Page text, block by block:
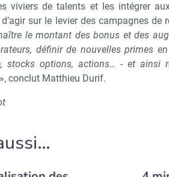
viviers de talents et les intégrer
sur le levier des campagnes
le montant des bonus et des
définir de nouvelles primes
stocks options, actions… - et ainsi
», conclut Matthieu Durif.